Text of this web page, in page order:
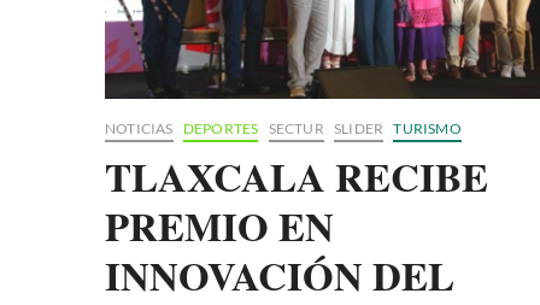
NOTICIAS DEPORTES SECTUR SLIDER TURISMO
TLAXCALA RECIBE
PREMIO EN
INNOVACIÓN DEL